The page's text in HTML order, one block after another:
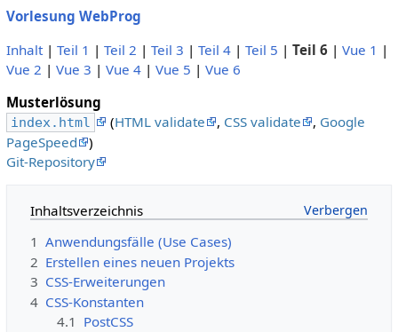
Vorlesung WebProg
Inhalt| Teil 1 | Teil 2 | Teil 3 | Teil 4| Teil 5 | Teil 6| Vue 1 |
Vue 2 | Vue 3 | Vue 4| Vue 5 | Vue 6
Musterlösung
index.html (HTML validate , CSS validate , Google
PageSpeed
)
Git-Repository
Inhaltsverzeichnis
1 Anwendungsfälle (Use Cases)
2 Erstellen eines neuen Projekts
3 CSS-Erweiterungen
4 CSS-Konstanten
4.1 PostCSS